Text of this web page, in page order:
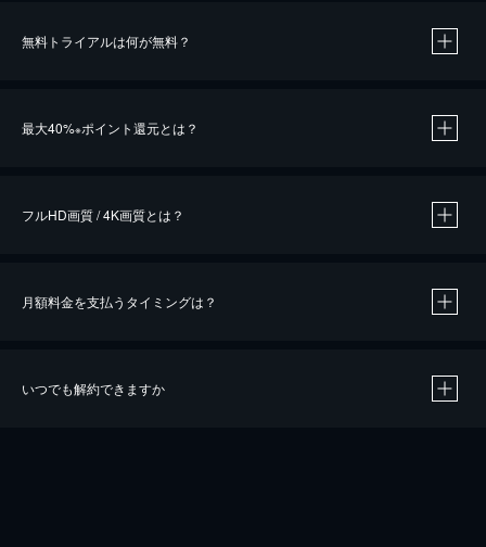
無料トライアルは何が無料？
最大40%※ポイント還元とは？
※40％ポイント還元の対象は、クレジットカード決済による作品の購入 / レンタルです。
フルHD画質 / 4K画質とは？
月額料金を支払うタイミングは？
いつでも解約できますか